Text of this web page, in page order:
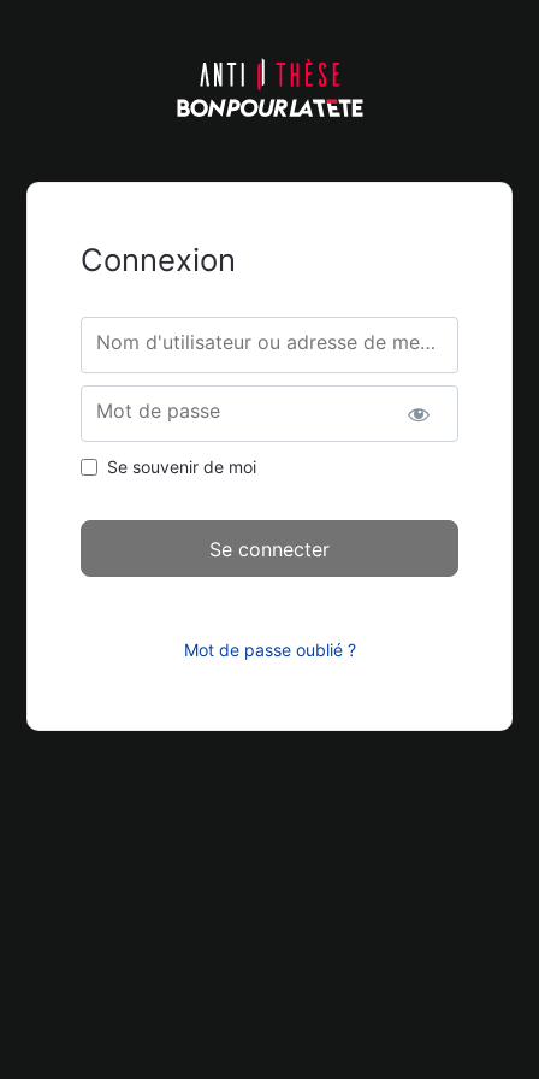
Connexion
Nom d'utilisateur ou adresse de messagerie.
Mot de passe
Se souvenir de moi
Mot de passe oublié ?